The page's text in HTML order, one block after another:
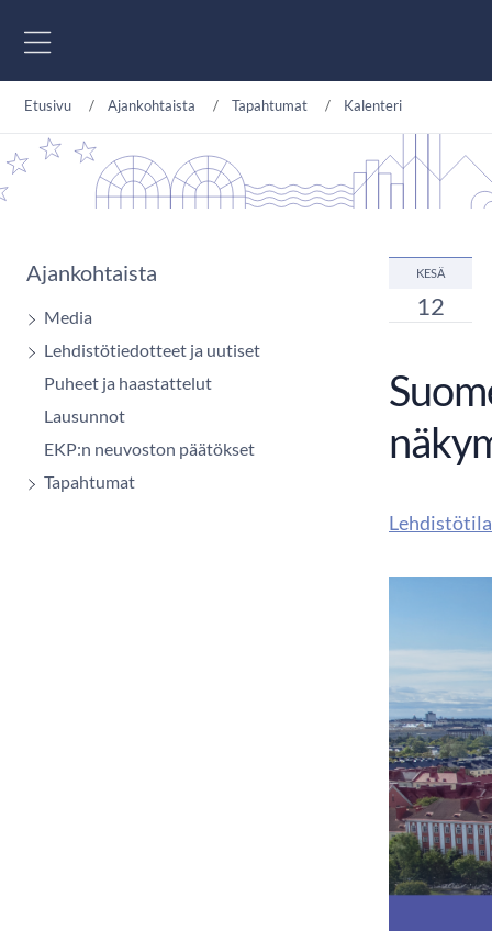
Etusivu Ajankohtaista Tapahtumat Kalenteri
Ajankohtaista
Media
Lehdistötiedotteet ja uutiset
Puheet ja haastattelut
Lausunnot
EKP:n neuvoston päätökset
Tapahtumat
KESÄ
12